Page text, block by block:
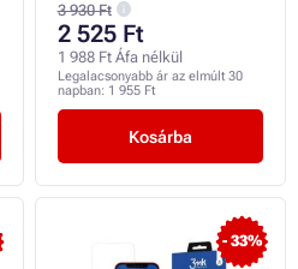
3 930 Ft
2 525 Ft
1 988 Ft Áfa nélkül
Legalacsonyabb ár az elmúlt 30
napban: 1 955 Ft
Kosárba
- 33%